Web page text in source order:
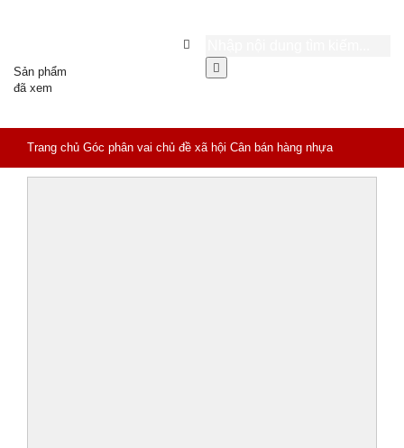
Sản phẩm
đã xem
Trang chủ Góc phân vai chủ đề xã hội Cân bán hàng nhựa